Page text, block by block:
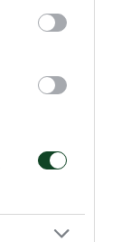
πέντε
την ένατη
έχοντας
της.